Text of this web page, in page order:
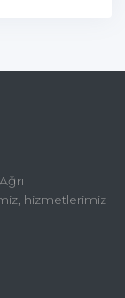
hizmetlerimiz